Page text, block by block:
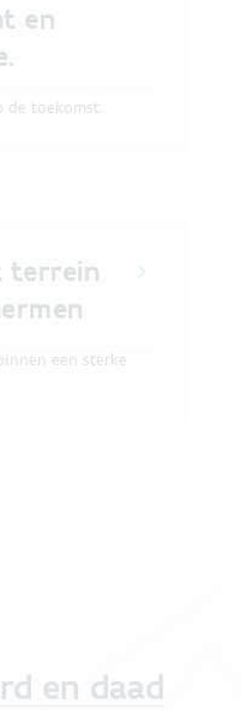
en
de toekomst.
terrein
een sterke
en daad